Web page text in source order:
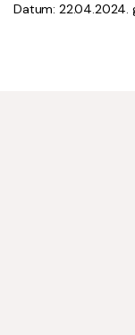
Datum: 22.04.2024.